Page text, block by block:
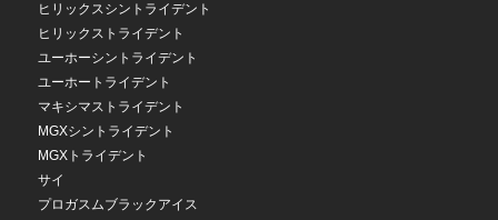
ヒリックスシントライデント
ヒリックストライデント
ユーホーシントライデント
ユーホートライデント
マキシマストライデント
MGXシントライデント
MGXトライデント
サイ
プロガスムブラックアイス